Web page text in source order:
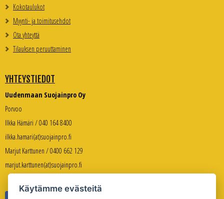
Kokotaulukot
Myynti- ja toimitusehdot
Ota yhteyttä
Tilauksen peruuttaminen
YHTEYSTIEDOT
Uudenmaan Suojainpro Oy
Porvoo
Ilkka Hämäri / 040 164 8400
ilkka.hamari(at)suojainpro.fi
Marjut Karttunen / 0400 662 129
marjut.karttunen(at)suojainpro.fi
Käytämme evästeitä